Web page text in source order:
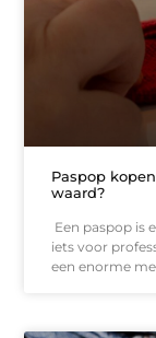
Paspop
waard?
Een paspop is
iets voor
een enorme